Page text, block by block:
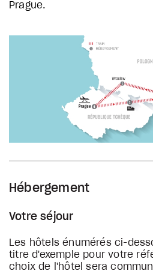
Prague.
Hébergement
Votre séjour
Les hôtels énumérés ci-
titre d'exemple pour votre
choix de l'hôtel sera